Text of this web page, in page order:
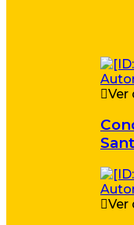
Ver
Ver